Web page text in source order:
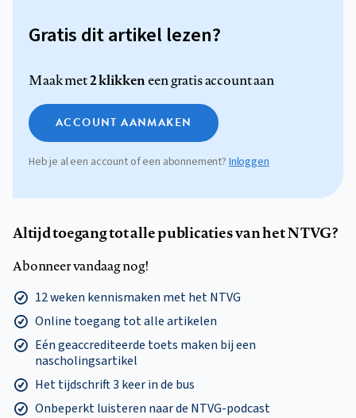
Gratis dit artikel lezen?
Maak met2 klikkeneen gratis account aan
ACCOUNT AANMAKEN
Heb je al een account of een abonnement? Inloggen
Altijd toegang tot alle publicaties van het NTVG?
Abonneer vandaag nog!
12 weken kennismaken met het NTVG
Online toegang tot alle artikelen
Eén geaccrediteerde toets maken bij een
nascholingsartikel
Het tijdschrift 3 keer in de bus
Onbeperkt luisteren naar de NTVG-podcast